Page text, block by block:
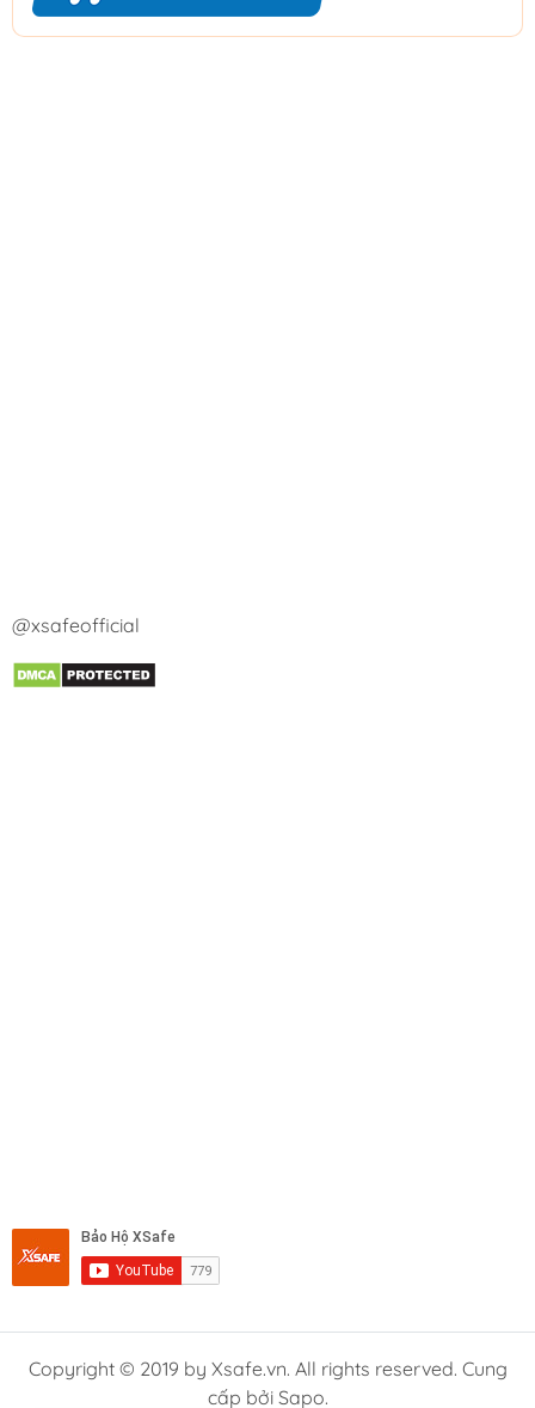
@xsafeofficial
Copyright © 2019 by Xsafe.vn. All rights reserved. Cung
cấp bởi Sapo.